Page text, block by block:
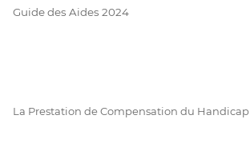
Guide des Aides 2024
La Prestation de Compensation du Handicap